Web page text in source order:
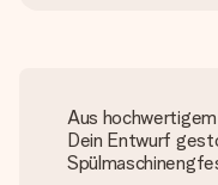
Aus
Dein Entwurf